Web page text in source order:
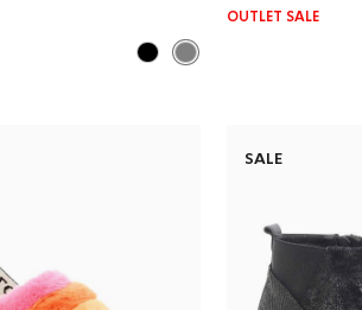
OUTLET SALE
SALE